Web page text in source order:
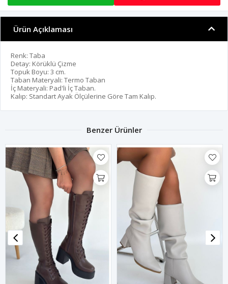
Ürün Açıklaması
Renk: Taba
Detay: Körüklü Çizme
Topuk Boyu: 3 cm.
Taban Materyali: Termo Taban
İç Materyali: Pad'li İç Taban.
Kalıp: Standart Ayak Ölçülerine Göre Tam Kalıp.
Benzer Ürünler